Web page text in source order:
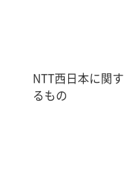
NTT西日本に関す
るもの